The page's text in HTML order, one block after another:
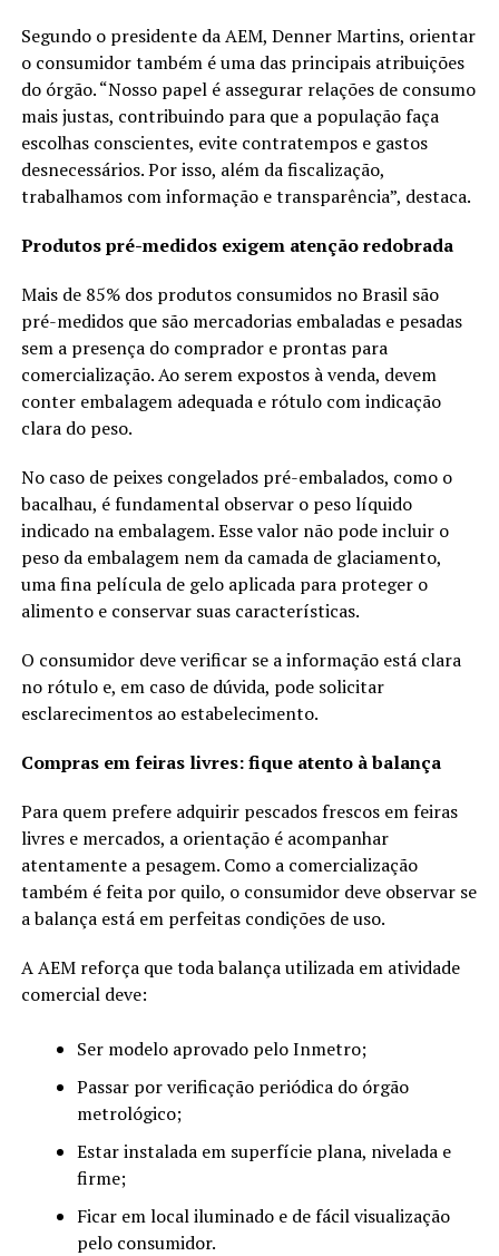
Segundo o presidente da AEM, Denner Martins, orientar
o consumidor também é uma das principais atribuições
do órgão. “Nosso papel é assegurar relações de consumo
mais justas, contribuindo para que a população faça
escolhas conscientes, evite contratempos e gastos
desnecessários. Por isso, além da fiscalização,
trabalhamos com informação e transparência”, destaca.
Produtos pré-medidos exigem atenção redobrada
Mais de 85% dos produtos consumidos no Brasil são
pré-medidos que são mercadorias embaladas e pesadas
sem a presença do comprador e prontas para
comercialização. Ao serem expostos à venda, devem
conter embalagem adequada e rótulo com indicação
clara do peso.
No caso de peixes congelados pré-embalados, como o
bacalhau, é fundamental observar o peso líquido
indicado na embalagem. Esse valor não pode incluir o
peso da embalagem nem da camada de glaciamento,
uma fina película de gelo aplicada para proteger o
alimento e conservar suas características.
O consumidor deve verificar se a informação está clara
no rótulo e, em caso de dúvida, pode solicitar
esclarecimentos ao estabelecimento.
Compras em feiras livres: fique atento à balança
Para quem prefere adquirir pescados frescos em feiras
livres e mercados, a orientação é acompanhar
atentamente a pesagem. Como a comercialização
também é feita por quilo, o consumidor deve observar se
a balança está em perfeitas condições de uso.
A AEM reforça que toda balança utilizada em atividade
comercial deve:
Ser modelo aprovado pelo Inmetro;
Passar por verificação periódica do órgão
metrológico;
Estar instalada em superfície plana, nivelada e
firme;
Ficar em local iluminado e de fácil visualização
pelo consumidor.